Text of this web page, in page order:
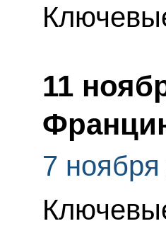
11
7 ноября